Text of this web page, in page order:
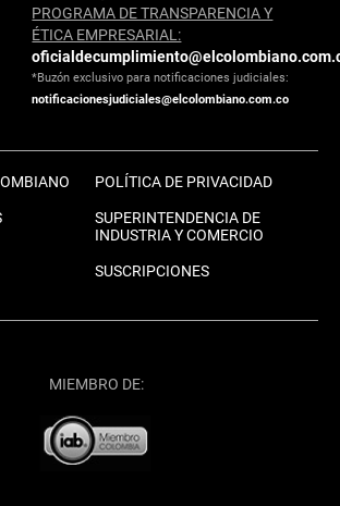
PROGRAMA DE TRANSPARENCIA Y
ÉTICA EMPRESARIAL:
*Buzón exclusivo para notificaciones judiciales:
notificacionesjudiciales@elcolombiano.com.co
POLÍTICA DE PRIVACIDAD
SUPERINTENDENCIA DE
INDUSTRIA Y COMERCIO
SUSCRIPCIONES
MIEMBRO DE: